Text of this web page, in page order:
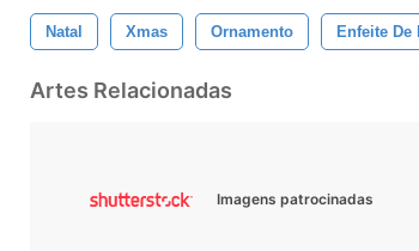
Natal Xmas Ornamento Enfeite De
Artes Relacionadas
Imagens patrocinadas